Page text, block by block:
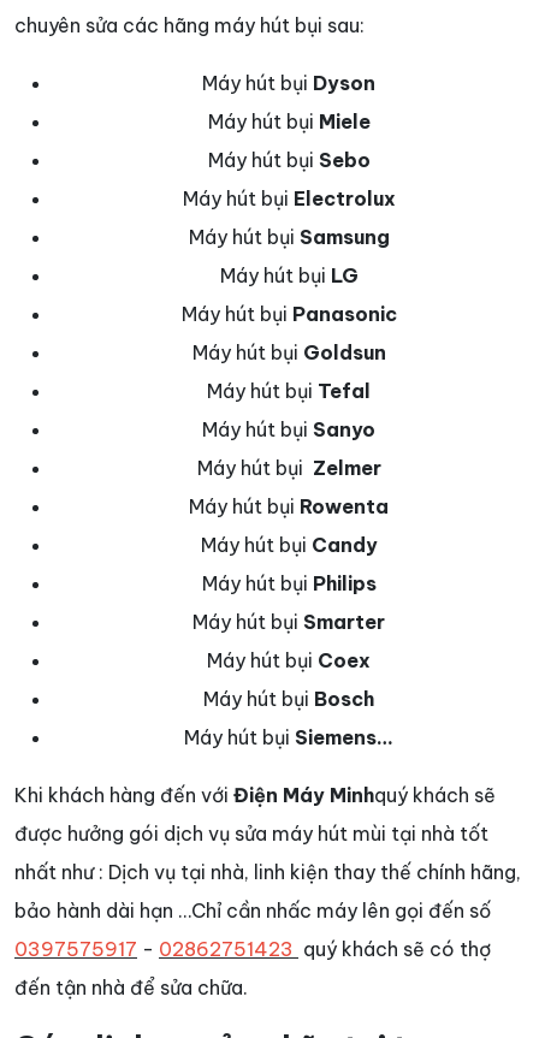
chuyên sửa các hãng máy hút bụi sau:
Máy hút bụi Dyson
Máy hút bụi Miele
Máy hút bụi Sebo
Máy hút bụi Electrolux
Máy hút bụi Samsung
Máy hút bụi LG
Máy hút bụi Panasonic
Máy hút bụi Goldsun
Máy hút bụi Tefal
Máy hút bụi Sanyo
Máy hút bụi Zelmer
Máy hút bụi Rowenta
Máy hút bụi Candy
Máy hút bụi Philips
Máy hút bụi Smarter
Máy hút bụi Coex
Máy hút bụi Bosch
Máy hút bụi Siemens…
Khi khách hàng đến với Điện Máy Minhquý khách sẽ
được hưởng gói dịch vụ sửa máy hút mùi tại nhà tốt
nhất như : Dịch vụ tại nhà, linh kiện thay thế chính hãng,
bảo hành dài hạn …Chỉ cần nhấc máy lên gọi đến số
0397575917 - 02862751423 quý khách sẽ có thợ
đến tận nhà để sửa chữa.